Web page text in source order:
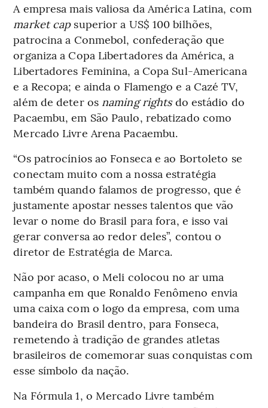
A empresa mais valiosa da América Latina, com
market capsuperior a US$ 100 bilhões,
patrocina a Conmebol, confederação que
organiza a Copa Libertadores da América, a
Libertadores Feminina, a Copa Sul-Americana
e a Recopa; e ainda o Flamengo e a Cazé TV,
além de deter os naming rightsdo estádio do
Pacaembu, em São Paulo, rebatizado como
Mercado Livre Arena Pacaembu.
“Os patrocínios ao Fonseca e ao Bortoleto se
conectam muito com a nossa estratégia
também quando falamos de progresso, que é
justamente apostar nesses talentos que vão
levar o nome do Brasil para fora, e isso vai
gerar conversa ao redor deles”, contou o
diretor de Estratégia de Marca.
Não por acaso, o Meli colocou no ar uma
campanha em que Ronaldo Fenômeno envia
uma caixa com o logo da empresa, com uma
bandeira do Brasil dentro, para Fonseca,
remetendo à tradição de grandes atletas
brasileiros de comemorar suas conquistas com
esse símbolo da nação.
Na Fórmula 1, o Mercado Livre também